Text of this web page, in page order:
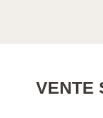
VENTE